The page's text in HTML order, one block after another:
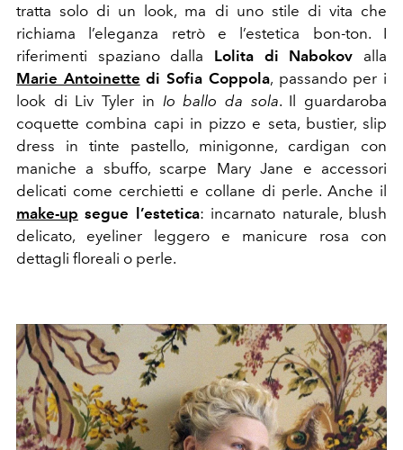
tratta solo di un look, ma di uno stile di vita che
richiama l’eleganza retrò e l’estetica bon-ton. I
riferimenti spaziano dalla Lolita di Nabokov alla
Marie Antoinette di Sofia Coppola, passando per i
look di Liv Tyler in Io ballo da sola. Il guardaroba
coquette combina capi in pizzo e seta, bustier, slip
dress in tinte pastello, minigonne, cardigan con
maniche a sbuffo, scarpe Mary Jane e accessori
delicati come cerchietti e collane di perle. Anche il
make-up segue l’estetica: incarnato naturale, blush
delicato, eyeliner leggero e manicure rosa con
dettagli floreali o perle.